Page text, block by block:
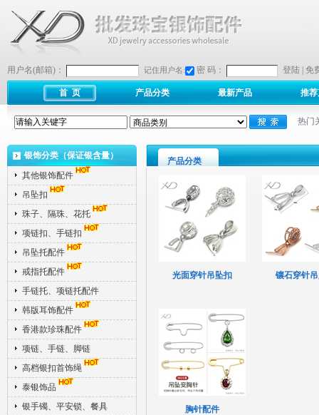
用户名(邮箱)： 记住用户名: 密 码： 登陆 免
首 页 产品分类 最新产品 推
热门
银饰分类（保证银含量）
其他银饰配件
吊坠扣
珠子、隔珠、花托
项链扣、手链扣
吊坠托配件
戒指托配件
手链托、项链托配件
韩版耳饰配件
香港款珍珠配件
项链、手链、脚链
高档银扣首饰绳
泰银饰品
银手镯、平安锁、餐具
产品分类
光面穿针吊坠扣 镶石穿针
胸针配件